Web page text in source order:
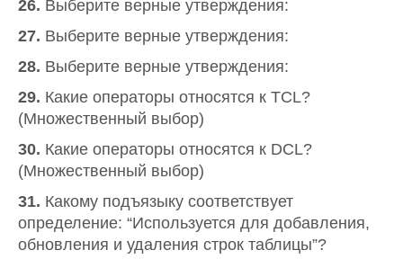
26. Выберите верные утверждения:
27. Выберите верные утверждения:
28. Выберите верные утверждения:
29. Какие операторы относятся к TCL?
(Множественный выбор)
30. Какие операторы относятся к DCL?
(Множественный выбор)
31. Какому подъязыку соответствует
определение: “Используется для добавления,
обновления и удаления строк таблицы”?